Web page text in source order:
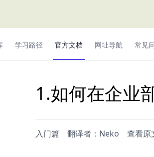
学习路径 官方文档 网址导航 常见
1.如何在企业
入门篇 翻译者： Neko 查看原